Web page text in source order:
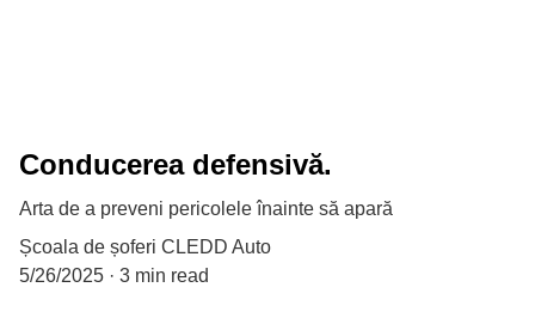
Conducerea defensivă.
Arta de a preveni pericolele înainte să apară
Școala de șoferi CLEDD Auto
5/26/2025
3 min read